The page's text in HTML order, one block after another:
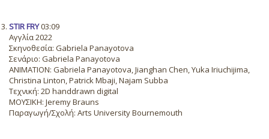
STIR FRY03:09
Αγγλία 2022
Σκηνοθεσία: Gabriela Panayotova
Σενάριο: Gabriela Panayotova
ANIMATION: Gabriela Panayotova, Jianghan Chen, Yuka Iriuchijima,
Christina Linton, Patrick Mbaji, Najam Subba
Τεχνική: 2D handdrawn digital
ΜΟΥΣΙΚΗ: Jeremy Brauns
Παραγωγή/Σχολή: Arts University Bournemouth